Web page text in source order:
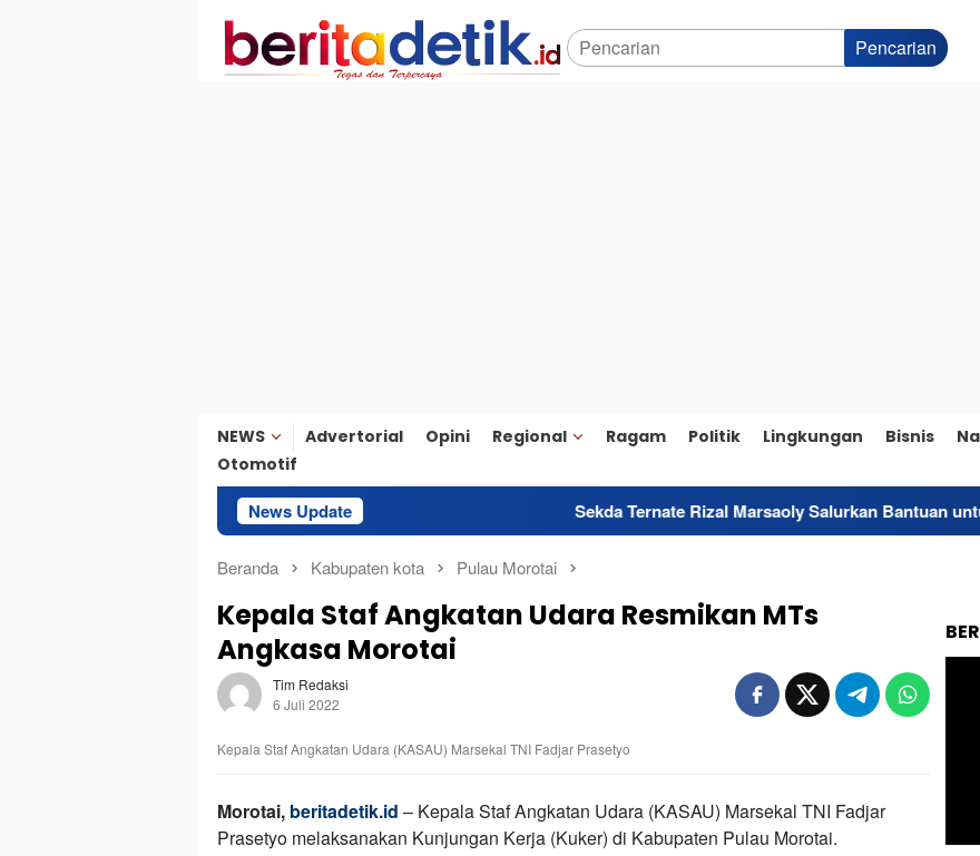
konten
Pencarian
NEWS Advertorial Opini Regional Ragam Politik Lingkungan Bisnis
Otomotif
News Update Sekda Ternate Rizal Marsaoly Salurkan Bantuan untuk
Beranda Kabupaten kota Pulau Morotai
Kepala Staf Angkatan Udara Resmikan MTs
Angkasa Morotai
Tim Redaksi
6 Juli 2022
Kepala Staf Angkatan Udara (KASAU) Marsekal TNI Fadjar Prasetyo
Morotai, beritadetik.id – Kepala Staf Angkatan Udara (KASAU) Marsekal TNI Fadjar
Prasetyo melaksanakan Kunjungan Kerja (Kuker) di Kabupaten Pulau Morotai.